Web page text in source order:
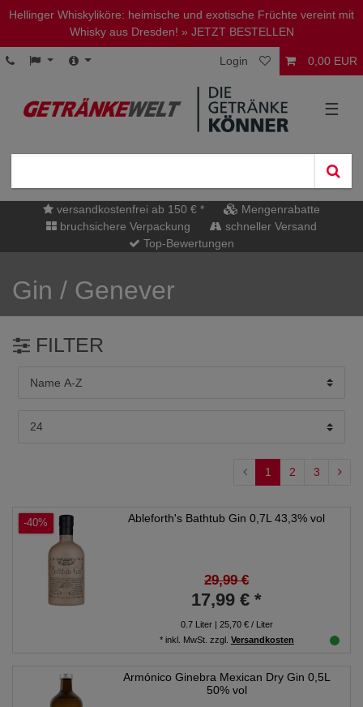
Hellinger Whiskyliköre: heimische und exotische Früchte vereint mit
Whisky aus Dresden! » JETZT BESTELLEN
Login 0,00 EUR
☰
versandkostenfrei ab 150 € *
Mengenrabatte
bruchsichere Verpackung
schneller Versand
Top-Bewertungen
Gin / Genever
FILTER
1 2 3
-40% Ableforth's Bathtub Gin 0,7L 43,3% vol
29,99 €
17,99 € *
0.7Liter| 25,70 € / Liter
* inkl. MwSt. zzgl. Versandkosten
Armónico Ginebra Mexican Dry Gin 0,5L
50% vol